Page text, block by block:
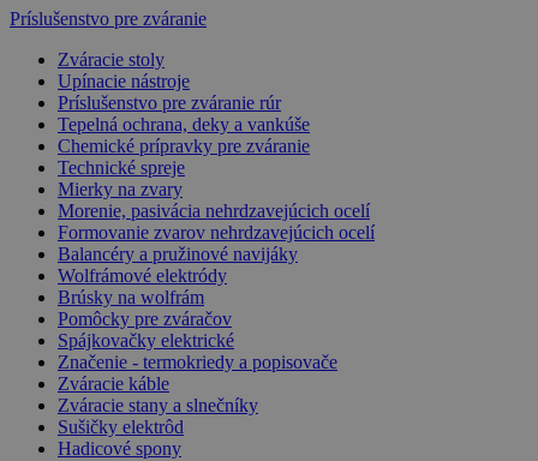
Príslušenstvo pre zváranie
Zváracie stoly
Upínacie nástroje
Príslušenstvo pre zváranie rúr
Tepelná ochrana, deky a vankúše
Chemické prípravky pre zváranie
Technické spreje
Mierky na zvary
Morenie, pasivácia nehrdzavejúcich ocelí
Formovanie zvarov nehrdzavejúcich ocelí
Balancéry a pružinové navijáky
Wolfrámové elektródy
Brúsky na wolfrám
Pomôcky pre zváračov
Spájkovačky elektrické
Značenie - termokriedy a popisovače
Zváracie káble
Zváracie stany a slnečníky
Sušičky elektrôd
Hadicové spony